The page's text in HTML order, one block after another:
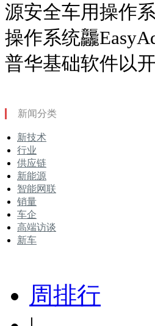
源安全车用操作
操作系统龘
普华基础软件以
新闻分类
新技术
行业
供应链
新能源
智能网联
销量
车企
高端访谈
新车
周排行